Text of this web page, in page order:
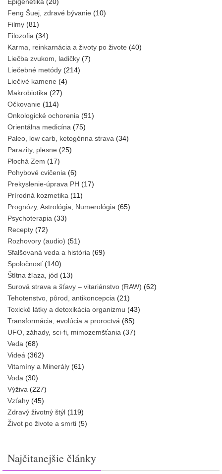
Feng Šuej, zdravé bývanie (10)
Filmy (81)
Filozofia (34)
Karma, reinkarnácia a životy po živote (40)
Liečba zvukom, ladičky (7)
Liečebné metódy (214)
Liečivé kamene (4)
Makrobiotika (27)
Očkovanie (114)
Onkologické ochorenia (91)
Orientálna medicína (75)
Paleo, low carb, ketogénna strava (34)
Parazity, plesne (25)
Plochá Zem (17)
Pohybové cvičenia (6)
Prekyslenie-úprava PH (17)
Prírodná kozmetika (11)
Prognózy, Astrológia, Numerológia (65)
Psychoterapia (33)
Recepty (72)
Rozhovory (audio) (51)
Sfalšovaná veda a história (69)
Spoločnosť(140)
Štítna žľaza, jód (13)
Surová strava a šťavy – vitariánstvo (RAW) (62)
Tehotenstvo, pôrod, antikoncepcia (21)
Toxické látky a detoxikácia organizmu (43)
Transformácia, evolúcia a proroctvá (85)
UFO, záhady, sci-fi, mimozemšťania (37)
Veda (68)
Videá (362)
Vitamíny a Minerály (61)
Voda (30)
Výživa (227)
Vzťahy (45)
Zdravý životný štýl (119)
Život po živote a smrti (5)
Najčitanejšie články